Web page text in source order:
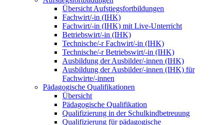
Übersicht Aufstiegsfortbildungen
Fachwirt/-in (IHK)
Fachwirt/-in (IHK) mit Live-Unterricht
Betriebswirt/-in (IHK)
Technische/-r Fachwirt/-in (IHK)
Technische/-r Betriebswirt/-in (IHK)
Ausbildung der Ausbilder/-innen (IHK)
Ausbildung der Ausbilder/-innen (IHK) für
Fachwirte/-innen
Pädagogische Qualifikationen
Übersicht
Pädagogische Qualifikation
Qualifizierung in der Schulkindbetreuung
Qualifizierung für pädagogische